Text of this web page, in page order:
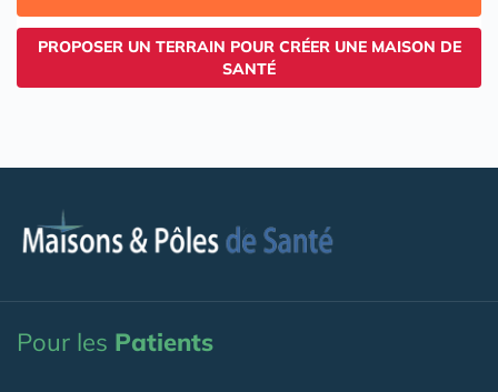
PROPOSER UN TERRAIN POUR CRÉER UNE MAISON DE
SANTÉ
Pour les Patients